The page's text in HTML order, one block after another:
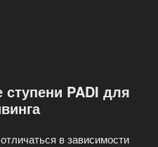
PADI для
в зависимости